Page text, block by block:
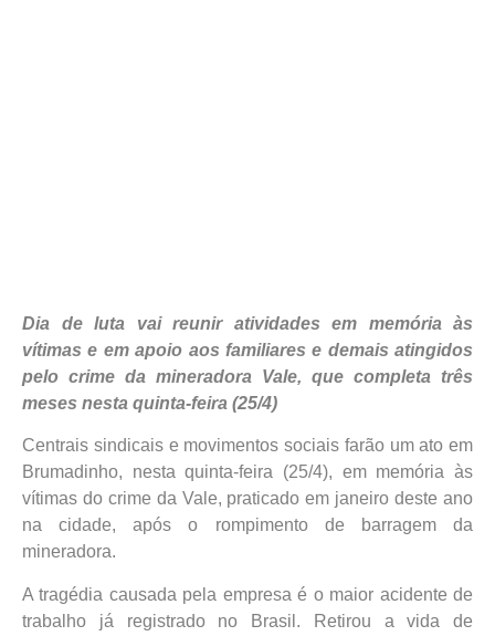
Dia de luta vai reunir atividades em memória às
vítimas e em apoio aos familiares e demais atingidos
pelo crime da mineradora Vale, que completa três
meses nesta quinta-feira (25/4)
Centrais sindicais e movimentos sociais farão um ato em
Brumadinho, nesta quinta-feira (25/4), em memória às
vítimas do crime da Vale, praticado em janeiro deste ano
na cidade, após o rompimento de barragem da
mineradora.
A tragédia causada pela empresa é o maior acidente de
trabalho já registrado no Brasil. Retirou a vida de